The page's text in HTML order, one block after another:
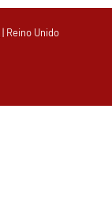
| Reino Unido